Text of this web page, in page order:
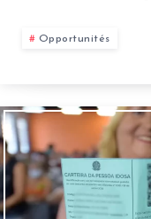
Opportunités